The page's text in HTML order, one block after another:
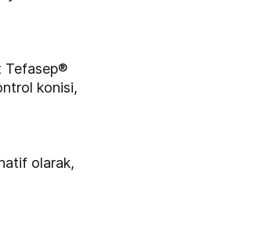
Tefasep®
konisi,
olarak,